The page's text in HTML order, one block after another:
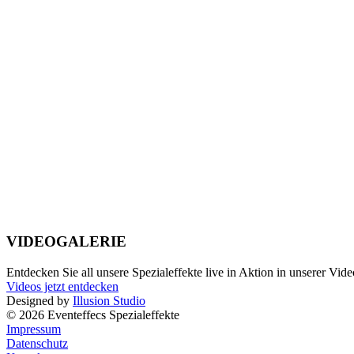
VIDEOGALERIE
Entdecken Sie all unsere Spezialeffekte live in Aktion in unserer
Videos jetzt entdecken
Designed by Illusion Studio
© 2026 Eventeffecs Spezialeffekte
Impressum
Datenschutz